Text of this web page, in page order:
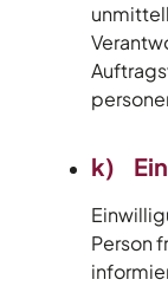
k)
Person